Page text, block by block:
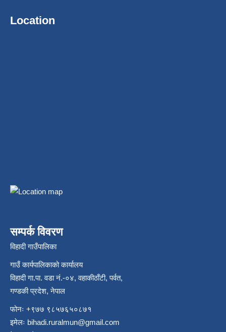
Location
सम्पर्क विवरण
विहादी गाउँपालिका
गाउँ कार्यपालिकाको कार्यालय
विहादी गा.पा. वडा नं.-०४, वहाकीठाँटी, पर्वत,
गण्डकी प्रदेश, नेपाल
फोनः +९७७ ९८५७६५०८७१
इमेलः bihadi.ruralmun@gmail.com